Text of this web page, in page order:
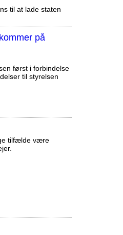
til at lade staten
på
først i forbindelse
til styrelsen
tilfælde være